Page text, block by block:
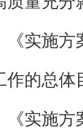
《实施方
作的总
《实施